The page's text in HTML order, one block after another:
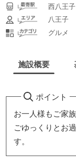
西八王子
八王子
グルメ
施設概要
ポイント
お一人様もご家
ごゆっくりとお
す。